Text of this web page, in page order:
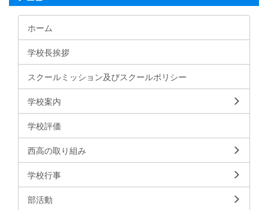
ホーム
学校長挨拶
スクールミッション及びスクールポリシー
学校案内
学校評価
西高の取り組み
学校行事
部活動